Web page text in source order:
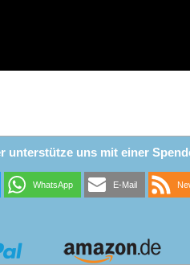
unterstütze uns mit einer
WhatsApp E-Mail